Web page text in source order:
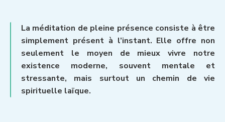
La méditation de pleine présence consiste à être
simplement présent à l’instant. Elle offre non
seulement le moyen de mieux vivre notre
existence moderne, souvent mentale et
stressante, mais surtout un chemin de vie
spirituelle laïque.